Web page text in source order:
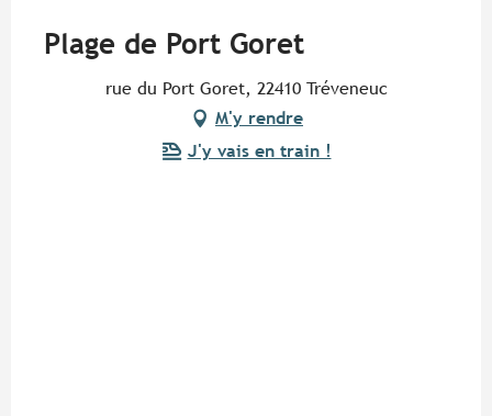
Plage de Port Goret
rue du Port Goret, 22410 Tréveneuc
M'y rendre
J'y vais en train !